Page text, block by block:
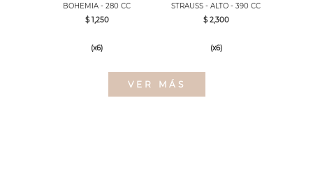
BOHEMIA - 280 CC
$ 1,250
(x6)
STRAUSS - ALTO - 390 CC
$ 2,300
(x6)
VER MÁS